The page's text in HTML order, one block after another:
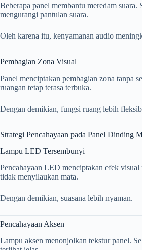
Beberapa panel membantu meredam suara.
mengurangi pantulan suara.
Oleh karena itu, kenyamanan audio
Pembagian Zona Visual
Panel menciptakan pembagian zona tanpa
ruangan tetap terasa terbuka.
Dengan demikian, fungsi ruang lebih
Strategi Pencahayaan pada Panel Dinding
Lampu LED Tersembunyi
Pencahayaan LED menciptakan efek visual
tidak menyilaukan mata.
Dengan demikian, suasana lebih nyaman.
Pencahayaan Aksen
Lampu aksen menonjolkan tekstur panel.